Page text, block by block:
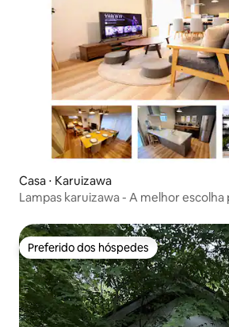
Casa ⋅ Karuizawa
Lampas karuizawa - A melhor escolha
Preferido dos hóspedes
Preferido dos hóspedes